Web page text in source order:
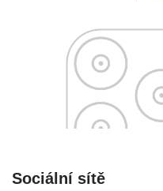
Sociální sítě